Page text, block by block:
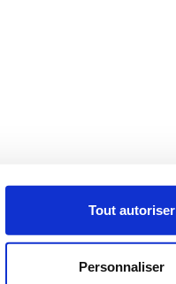
Tout autoriser
Personnaliser